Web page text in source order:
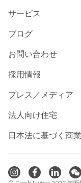
サービス
ブログ
お問い合わせ
採用情報
プレス／メディア
法人向け住宅
日本法に基づく商